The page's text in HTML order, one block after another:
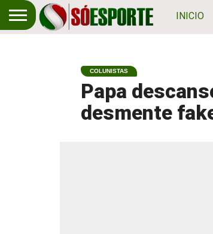
INICIO
COLUNISTAS
Papa
desmente